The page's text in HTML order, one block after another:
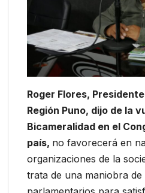
Roger Flores, Presidente
Región Puno, dijo de la
Bicameralidad en el
país, no favorecerá en
organizaciones de la
trata de una maniobra de